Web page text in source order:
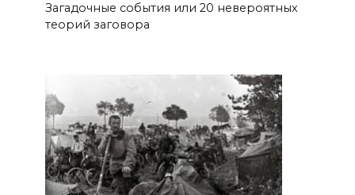
Загадочные события или 20 невероятных
теорий заговора